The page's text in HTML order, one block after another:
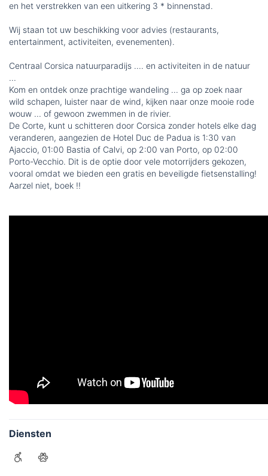
en het verstrekken van een uitkering 3 * binnenstad.
Wij staan tot uw beschikking voor advies (restaurants,
entertainment, activiteiten, evenementen).
Centraal Corsica natuurparadijs .... en activiteiten in de natuur
...
Kom en ontdek onze prachtige wandeling ... ga op zoek naar
wild schapen, luister naar de wind, kijken naar onze mooie rode
wouw ... of gewoon zwemmen in de rivier.
De Corte, kunt u schitteren door Corsica zonder hotels elke dag
veranderen, aangezien de Hotel Duc de Padua is 1:30 van
Ajaccio, 01:00 Bastia of Calvi, op 2:00 van Porto, op 02:00
Porto-Vecchio. Dit is de optie door vele motorrijders gekozen,
vooral omdat we bieden een gratis en beveiligde fietsenstalling!
Aarzel niet, boek !!
Diensten